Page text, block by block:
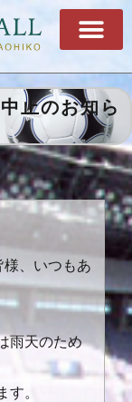
止のお知ら
、いつもあ
雨天のため
す。